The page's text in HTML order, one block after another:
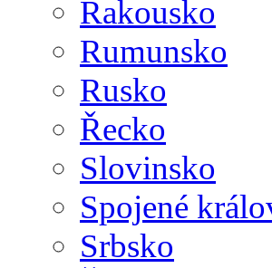
Rakousko
Rumunsko
Rusko
Řecko
Slovinsko
Spojené
Srbsko